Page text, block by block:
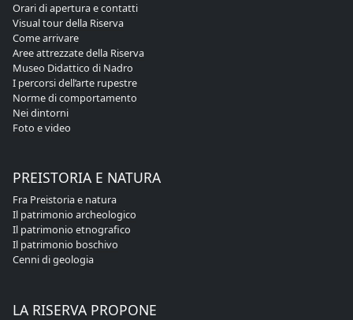
Orari di apertura e contatti
Visual tour della Riserva
Come arrivare
Aree attrezzate della Riserva
Museo Didattico di Nadro
I percorsi dell’arte rupestre
Norme di comportamento
Nei dintorni
Foto e video
PREISTORIA E NATURA
Fra Preistoria e natura
Il patrimonio archeologico
Il patrimonio etnografico
Il patrimonio boschivo
Cenni di geologia
LA RISERVA PROPONE